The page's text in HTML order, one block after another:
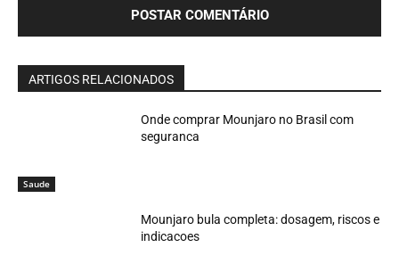
ARTIGOS RELACIONADOS
Saude
Onde comprar Mounjaro no Brasil com
seguranca
Mounjaro bula completa: dosagem, riscos e
indicacoes